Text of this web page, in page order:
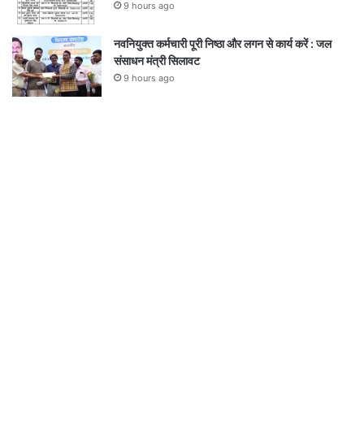
9 hours ago
नवनियुक्त कर्मचारी पूरी निष्ठा और लगन से कार्य करें : जल
संसाधन मंत्री सिलावट
9 hours ago